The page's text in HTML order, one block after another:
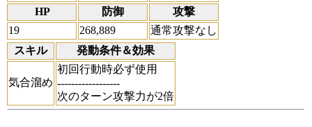
HP 防御
攻撃
19
268,889
通常攻撃なし
スキル
発動条件＆効果
気合溜め
初回行動時必ず使用
------------------
次のターン攻撃力が2倍